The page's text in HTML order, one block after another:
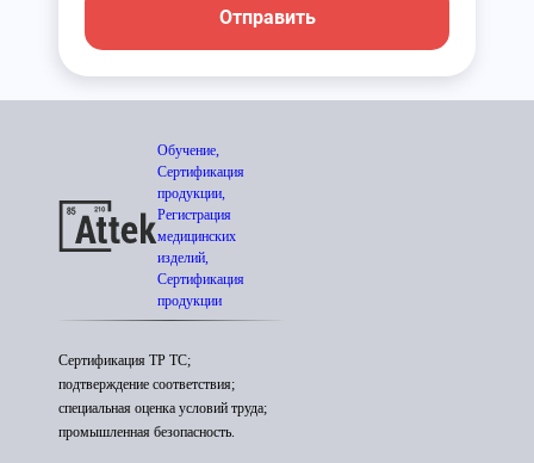
Отправить
Обучение,
Сертификация
продукции,
Регистрация
медицинских
изделий,
Сертификация
продукции
Сертификация ТР ТС;
подтверждение соответствия;
специальная оценка условий труда;
промышленная безопасность.